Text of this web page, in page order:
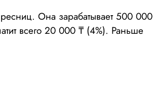
Она зарабатывает 500 000
всего 20 000 ₸ (4%). Раньше